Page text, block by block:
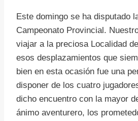
Este domingo se ha disputado
Campeonato Provincial.
viajar a la preciosa Localidad
esos desplazamientos que
bien en esta ocasión fue una
disponer de los cuatro
dicho encuentro con la mayor
ánimo aventurero, los